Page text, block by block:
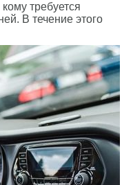
требуется
В течение этого